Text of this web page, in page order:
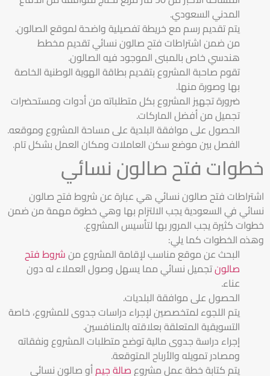
المدني السعودي.
يتم تقديم رسم مع خريطة تفصيلية واضحة لموقع الصالون.
من ضمن اشتراطات فتح صالون نسائي تقديم مخطط
هندسي خاص بالمبنى الموجود فيه الصالون.
تقوم صاحبة المشروع بتقديم بطاقة الهوية الوطنية الخاصة
بها وصورة منها.
ضرورة تجهيز المشروع بكل متطلباته من أدوات ومستحضرات
تجميل من أفضل الماركات.
الحصول على موافقة البلدية على مساحة المشروع وموقعه.
الفصل بين موضع سكن العاملات ومكان العمل بشكل تام.
خطوات فتح صالون نسائي
اشتراطات فتح صالون نسائي هي عبارة عن شروط فتح صالون
نسائي في السعودية يجب الالتزام بها وهي خطوة مهمة من ضمن
خطوات كثيرة يجب المرور بها لتأسيس المشروع.
وهذه الخطوات كما يلي:
البحث عن موقع مناسب لإقامة المشروع منشروط فتح
صالونتجميل نسائي مما يسهل وصول العملاء له دون
عناء.
الحصول على موافقة البلديات.
يتم اللجوء لمتخصصين لإجراء دراسات جدوى للمشروع، خاصة
التسويقية المتعلقة بعلاقته بالمنافسين.
إجراء دراسة جدوى مالية توضح متطلبات المشروع ونفقاته
ومصادر تمويله والأرباح المتوقعة.
يتم كتابة خطة عمل مشروعصالة جيمأو صالون نسائي